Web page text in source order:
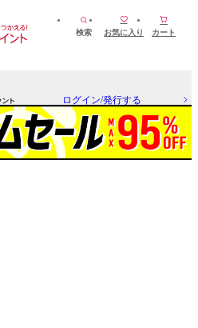
検索 お気に入り カート
ログイン/発行する